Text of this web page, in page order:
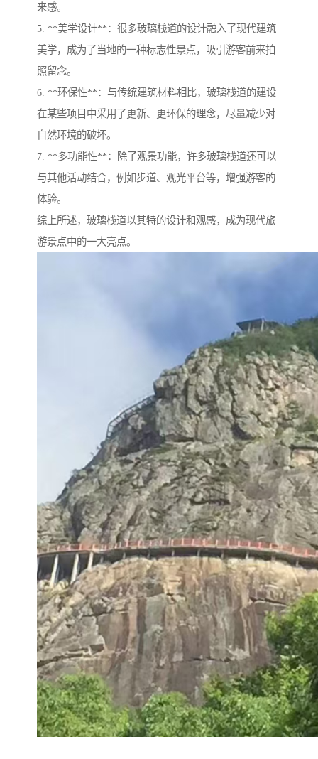
来感。
5. **美学设计**：很多玻璃栈道的设计融入了现代建筑
美学，成为了当地的一种标志性景点，吸引游客前来拍
照留念。
6. **环保性**：与传统建筑材料相比，玻璃栈道的建设
在某些项目中采用了更新、更环保的理念，尽量减少对
自然环境的破坏。
7. **多功能性**：除了观景功能，许多玻璃栈道还可以
与其他活动结合，例如步道、观光平台等，增强游客的
体验。
综上所述，玻璃栈道以其特的设计和观感，成为现代旅
游景点中的一大亮点。